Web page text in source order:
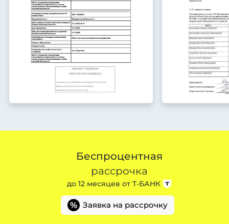
Беспроцентная
рассрочка
до 12 месяцев от Т-БАНК
% Заявка на рассрочку